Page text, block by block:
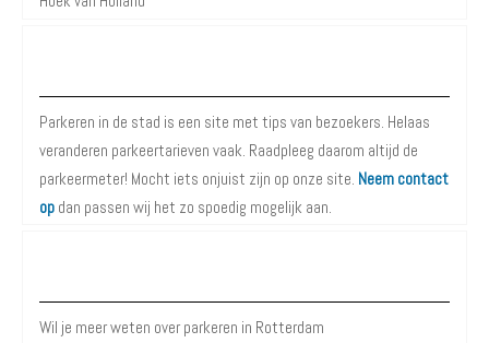
Parkeren in de stad is een site met tips van bezoekers. Helaas
veranderen parkeertarieven vaak. Raadpleeg daarom altijd de
parkeermeter! Mocht iets onjuist zijn op onze site. Neem contact
op dan passen wij het zo spoedig mogelijk aan.
Wil je meer weten over parkeren in Rotterdam